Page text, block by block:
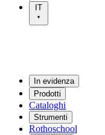
IT
In evidenza
Prodotti
Cataloghi
Strumenti
Rothoschool